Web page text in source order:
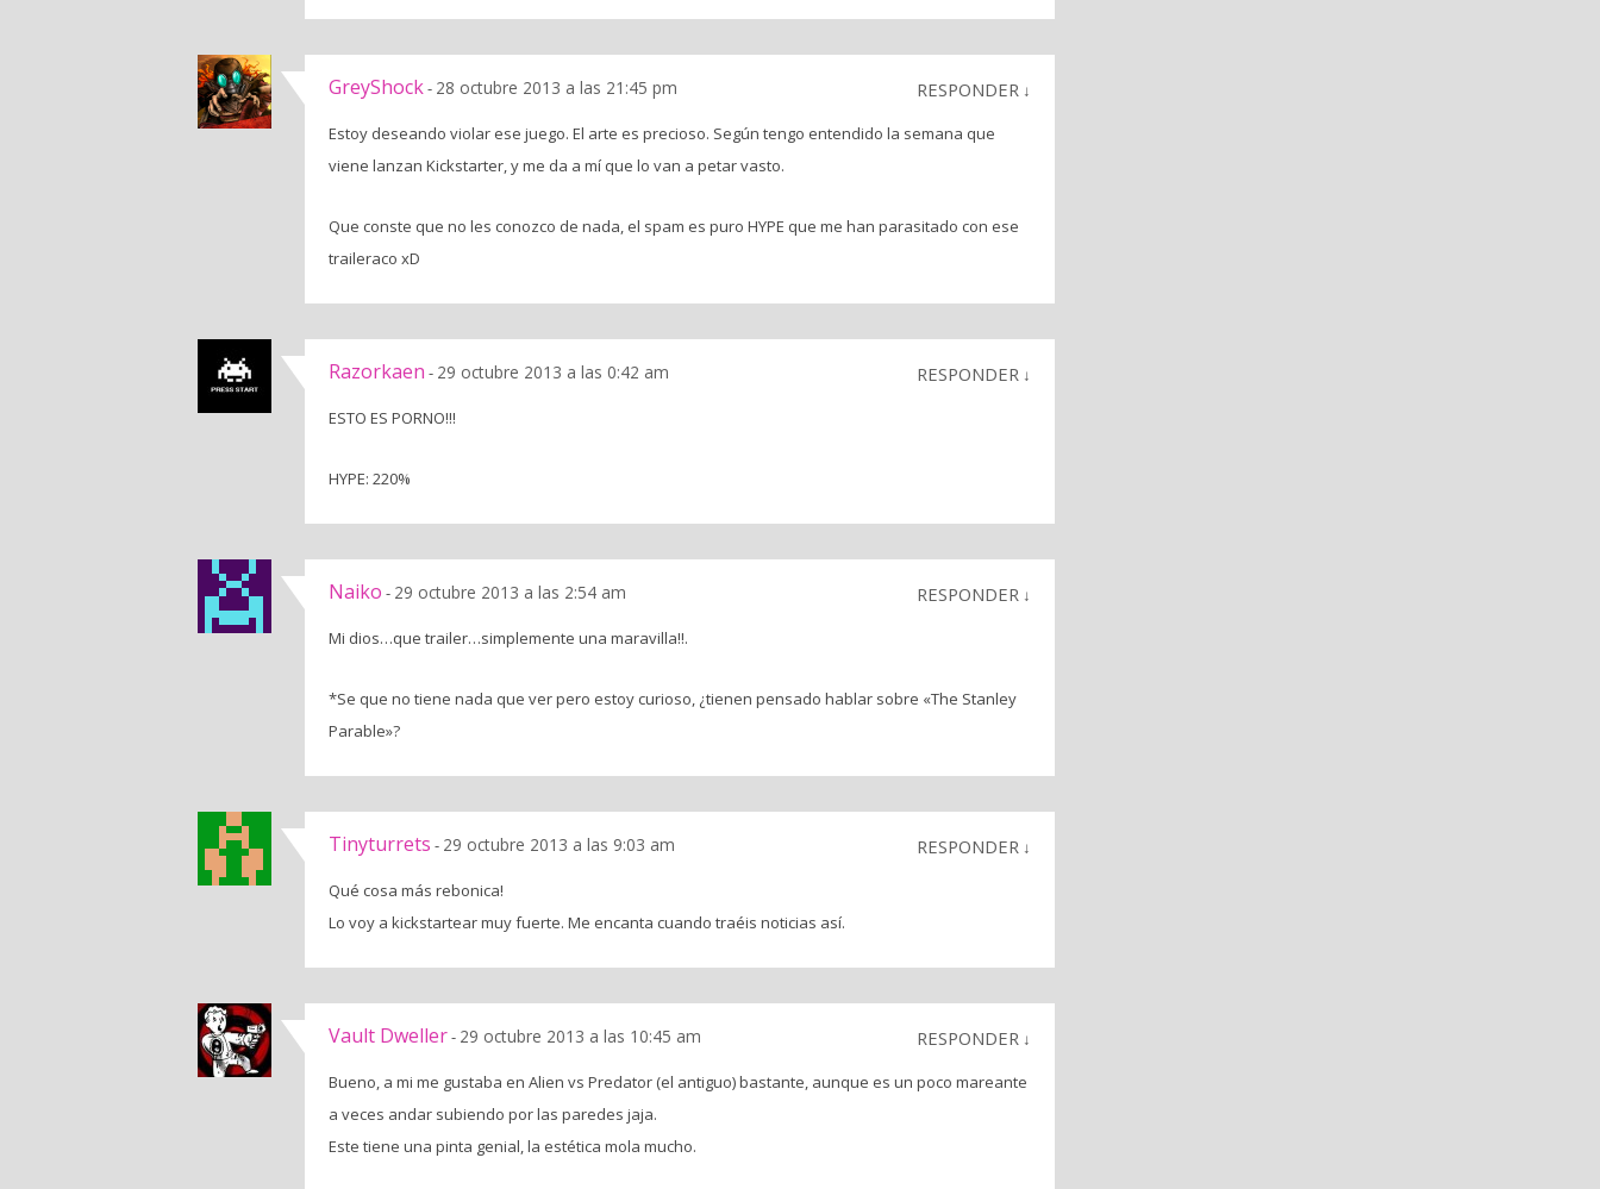
GreyShock- 28 octubre 2013 a las 21:45 pm RESPONDER ↓
Estoy deseando violar ese juego. El arte es precioso. Según tengo entendido la semana que
viene lanzan Kickstarter, y me da a mí que lo van a petar vasto.
Que conste que no les conozco de nada, el spam es puro HYPE que me han parasitado con ese
traileraco xD
Razorkaen - 29 octubre 2013 a las 0:42 am RESPONDER ↓
ESTO ES PORNO!!!
HYPE: 220%
Naiko - 29 octubre 2013 a las 2:54 am RESPONDER ↓
Mi dios…que trailer…simplemente una maravilla!!.
*Se que no tiene nada que ver pero estoy curioso, ¿tienen pensado hablar sobre «The Stanley
Parable»?
Tinyturrets - 29 octubre 2013 a las 9:03 am RESPONDER ↓
Qué cosa más rebonica!
Lo voy a kickstartear muy fuerte. Me encanta cuando traéis noticias así.
Vault Dweller- 29 octubre 2013 a las 10:45 am RESPONDER ↓
Bueno, a mi me gustaba en Alien vs Predator (el antiguo) bastante, aunque es un poco mareante
a veces andar subiendo por las paredes jaja.
Este tiene una pinta genial, la estética mola mucho.